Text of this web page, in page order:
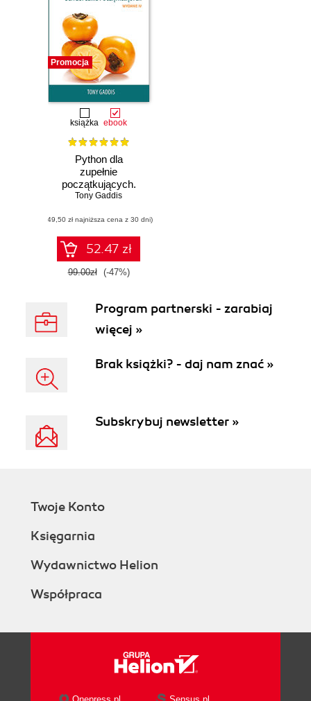
Promocja
książka ebook
Python dla
zupełnie
początkujących.
Owoce
Wydanie IV
Tony Gaddis
(49,50 zł najniższa cena z 30 dni)
52.47 zł
99.00zł (-47%)
Program partnerski - zarabiaj
więcej »
Brak książki? - daj nam znać »
Subskrybuj newsletter »
Twoje Konto
Księgarnia
Wydawnictwo Helion
Współpraca